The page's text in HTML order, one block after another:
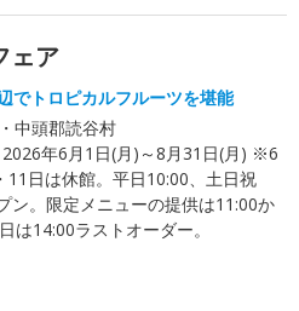
ェア
でトロピカルフルーツを堪能
中頭郡読谷村
2026年6月1日(月)～8月31日(月) ※6
11日は休館。平日10:00、土日祝
ン。限定メニューの提供は11:00か
は14:00ラストオーダー。